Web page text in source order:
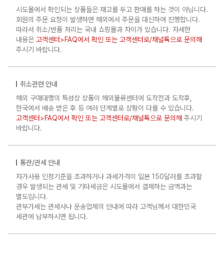
시도몰에서 확인되는 상품들은 재고를 두고 판매를 하는 것이 아닙니다.
회원의 주문 요청이 발생하면 해외에서 주문을 대신하여 진행합니다.
따라서 취소/반품 처리는 국내 쇼핑몰과 차이가 있습니다. 자세한
내용은 고객센터>FAQ에서 확인 또는 고객센터로/채널톡으로 문의해
주시기 바랍니다.
취소관련 안내
해외 구매대행의 특성상 상품이 해외물류센터에 도착전과 도착후,
한국에서 배송 받은 후 등 여러 단계별로 상황이 다를 수 있습니다.
고객센터>FAQ에서 확인 또는 고객센터로/채널톡으로 문의해 주시기
바랍니다.
통관/관세 안내
자가사용 인정기준을 초과하거나 과세가격이 일본 150달러를 초과할
경우 발생되는 관세 및 기타세금은 시도몰에서 결제하는 금액과는
별도입니다.
관부가세는 관세사나 운송업체의 안내에 따라 고객님께서 대한민국
세관에 납부하시면 됩니다.